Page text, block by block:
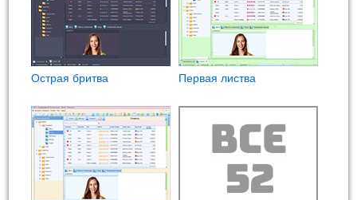
Острая бритва Первая листва